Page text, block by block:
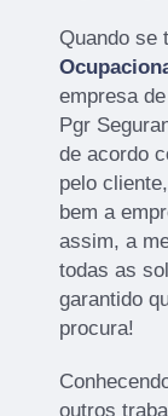
Quando se
empresa
Pgr
de acordo
pelo
bem a
assim, a
todas as
garantido
procura!
outros